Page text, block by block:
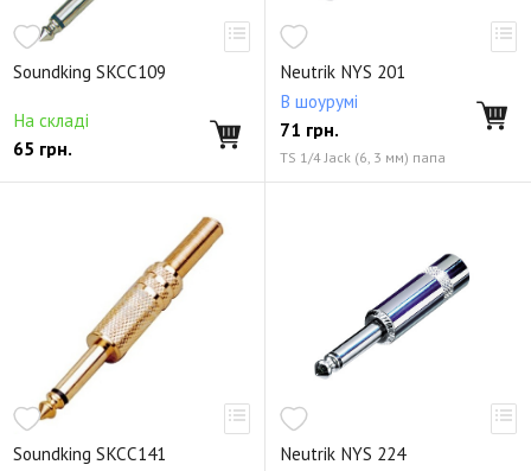
Soundking SKCC109
На складі
65 грн.
Neutrik NYS 201
В шоурумі
71 грн.
TS 1/4 Jack (6, 3 мм) папа
Soundking SKCC141
Neutrik NYS 224